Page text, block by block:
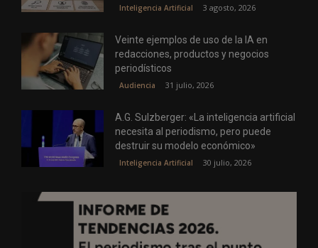
Inteligencia Artificial 3 agosto, 2026
Veinte ejemplos de uso de la IA en
redacciones, productos y negocios
periodísticos
Audiencia 31 julio, 2026
A.G. Sulzberger: «La inteligencia artificial
necesita al periodismo, pero puede
destruir su modelo económico»
Inteligencia Artificial 30 julio, 2026